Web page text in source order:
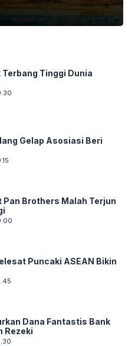
Terbang Tinggi Dunia
Gelap Asosiasi Beri
Pan Brothers Malah Terjun
Puncaki ASEAN Bikin
Dana Fantastis Bank
Rezeki